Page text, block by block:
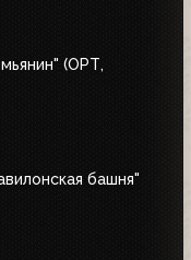
(ОРТ,
башня"